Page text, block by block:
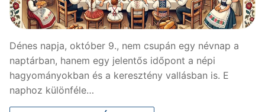
Dénes napja, október 9., nem csupán egy névnap a
naptárban, hanem egy jelentős időpont a népi
hagyományokban és a keresztény vallásban is. E
naphoz különféle…